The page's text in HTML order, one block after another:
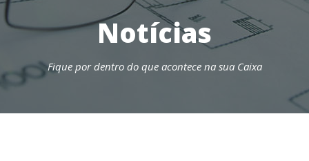
Notícias
Fique por dentro do que acontece na sua Caixa